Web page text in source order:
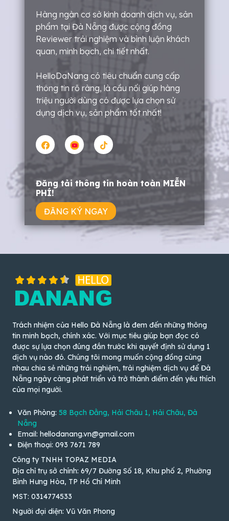
Hàng ngàn cơ sở kinh doanh dịch vụ, sản
phẩm tại Đà Nẵng được cộng đồng
Reviewer trải nghiệm và bình luận khách
quan, minh bạch, chi tiết nhất.
HelloDaNang có tiêu chuẩn cung cấp
thông tin rõ ràng, là cầu nối giúp hàng
triệu người dùng có được lựa chọn sử
dụng dịch vụ, sản phẩm tốt nhất!
Đăng tải thông tin hoàn toàn MIỄN
PHÍ!
ĐĂNG KÝ NGAY
Trách nhiệm của Hello Đà Nẵng là đem đến những thông
tin minh bạch, chính xác. Với mục tiêu giúp bạn đọc có
được sự lựa chọn đúng đắn trước khi quyết định sử dụng 1
dịch vụ nào đó. Chúng tôi mong muốn cộng đồng cùng
nhau chia sẻ những trải nghiệm, trải nghiệm dịch vụ để Đà
Nẵng ngày càng phát triển và trở thành điểm đến yêu thích
của mọi người.
Văn Phòng: 58 Bạch Đằng, Hải Châu 1, Hải Châu, Đà
Nẵng
Email: hellodanang.vn@gmail.com
Điện thoại: 093 7671 789
Công ty TNHH TOPAZ MEDIA
Địa chỉ trụ sở chính: 69/7 Đường Số 18, Khu phố 2, Phường
Bình Hưng Hòa, TP Hồ Chí Minh
MST: 0314774533
Người đại diện: Vũ Văn Phong